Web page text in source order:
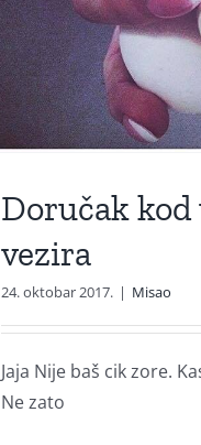
Doručak
vezira
24. oktobar 2017. | Misao
Jaja Nije baš cik zore.
Ne zato